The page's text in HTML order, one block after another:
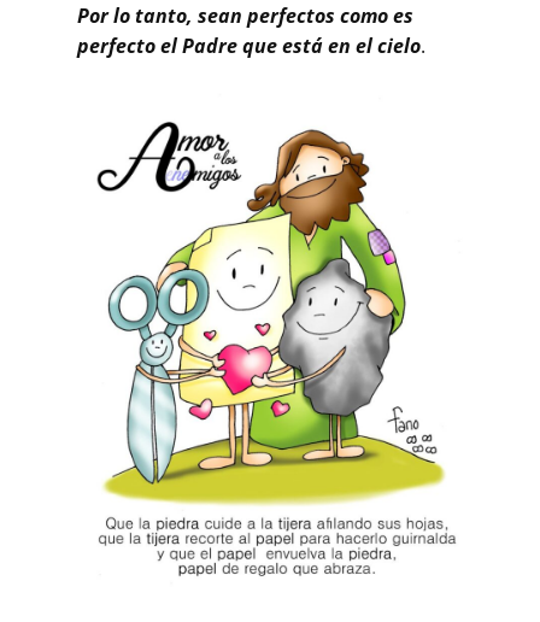
Por lo tanto, sean perfectos como es
perfecto el Padre que está en el cielo.